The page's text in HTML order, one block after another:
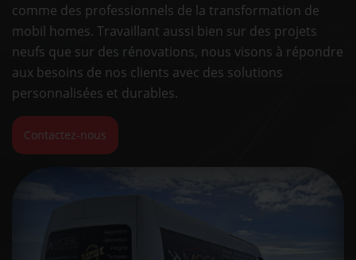
comme des professionnels de la transformation de
mobil homes. Travaillant aussi bien sur des projets
neufs que sur des rénovations, nous visons à répondre
aux besoins de nos clients avec des solutions
personnalisées et durables.
Contactez-nous